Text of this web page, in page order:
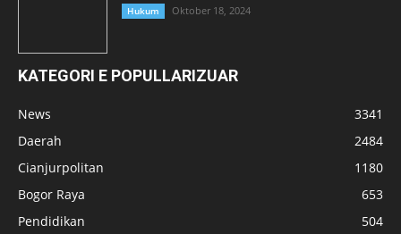
Hukum Oktober 18, 2024
KATEGORI E POPULLARIZUAR
News
3341
Daerah
2484
Cianjurpolitan
1180
Bogor Raya
653
Pendidikan
504